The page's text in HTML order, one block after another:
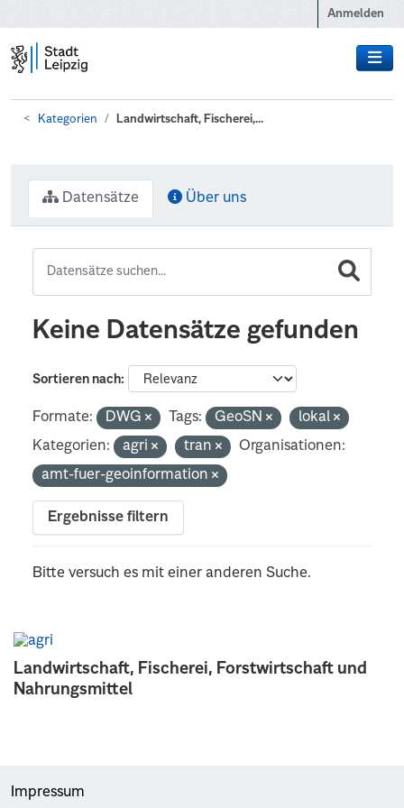
Anmelden
Kategorien Landwirtschaft, Fischerei,...
Landwirtschaft, Fischerei, Forstwirtschaft und
Nahrungsmittel
Datensätze Über uns
Keine Datensätze gefunden
Sortieren nach
Formate: DWG Tags: GeoSN
lokal
Kategorien:
agri tran
Organisationen:
amt-fuer-geoinformation
Ergebnisse filtern
Bitte versuch es mit einer anderen Suche.
Impressum